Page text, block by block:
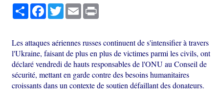
PartagerFacebook
TwitterEmail
Les attaques aériennes russes continuent de s'intensifier à travers
l'Ukraine, faisant de plus en plus de victimes parmi les civils, ont
déclaré vendredi de hauts responsables de l'ONU au Conseil de
sécurité, mettant en garde contre des besoins humanitaires
croissants dans un contexte de soutien défaillant des donateurs.